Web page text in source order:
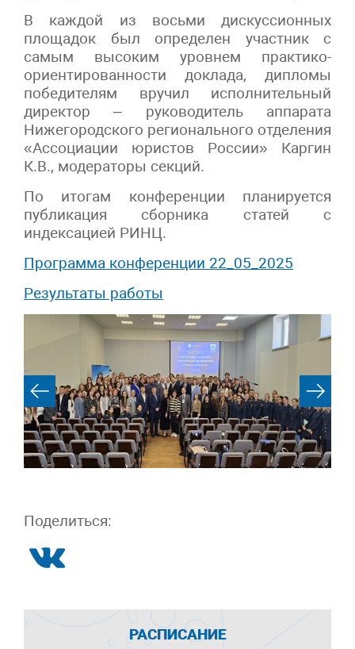
В каждой из восьми дискуссионных
площадок был определен участник с
самым высоким уровнем практико-
ориентированности доклада, дипломы
победителям вручил исполнительный
директор – руководитель аппарата
Нижегородского регионального отделения
«Ассоциации юристов России» Каргин
К.В., модераторы секций.
По итогам конференции планируется
публикация сборника статей с
индексацией РИНЦ.
Программа конференции 22_05_2025
Результаты работы
Поделиться:
РАСПИСАНИЕ